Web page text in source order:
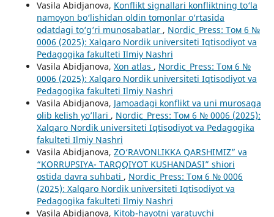
Vasila Abidjanova, Konflikt signallari konfliktning to‘la
namoyon bo‘lishidan oldin tomonlar o‘rtasida
odatdagi to‘g‘ri munosabatlar , Nordic_Press: Том 6 №
0006 (2025): Xalqaro Nordik universiteti Iqtisodiyot va
Pedagogika fakulteti Ilmiy Nashri
Vasila Abidjanova, Xon atlas , Nordic_Press: Том 6 №
0006 (2025): Xalqaro Nordik universiteti Iqtisodiyot va
Pedagogika fakulteti Ilmiy Nashri
Vasila Abidjanova, Jamoadagi konflikt va uni murosaga
olib kelish yo’llari , Nordic_Press: Том 6 № 0006 (2025):
Xalqaro Nordik universiteti Iqtisodiyot va Pedagogika
fakulteti Ilmiy Nashri
Vasila Abidjanova, ZO‘RAVONLIKKA QARSHIMIZ” va
“KORRUPSIYA- TARQQIYOT KUSHANDASI” shiori
ostida davra suhbati , Nordic_Press: Том 6 № 0006
(2025): Xalqaro Nordik universiteti Iqtisodiyot va
Pedagogika fakulteti Ilmiy Nashri
Vasila Abidjanova, Kitob-hayotni yaratuvchi